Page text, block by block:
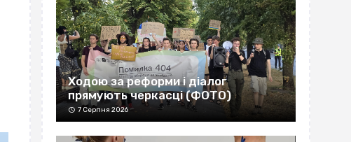
Ходою за реформи і діалог
прямують черкасці (ФОТО)
7 Серпня 2026